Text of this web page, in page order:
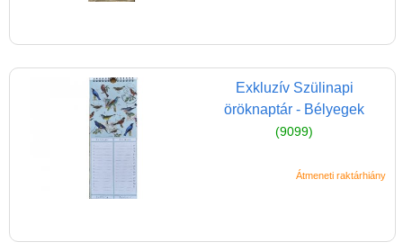
Exkluzív Szülinapi
öröknaptár - Bélyegek
(9099)
Átmeneti raktárhiány
Szállítási költség 1490 Ft-tól,
de akár INGYEN!
1-3 munkanapos kiszállítás
5%-os törzsvásárlói